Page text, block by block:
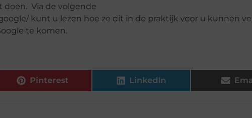
doen. Via de volgende
kunt u lezen hoe ze dit in de praktijk voor u kunnen
te komen.
Pinterest LinkedIn